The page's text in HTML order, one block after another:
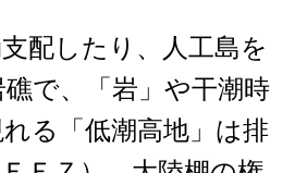
配したり、人工島を
で、「岩」や干潮時
る「低潮高地」は排